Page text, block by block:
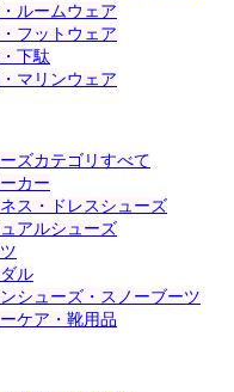
ルームウェア
フットウェア
下駄
マリンウェア
ズカテゴリすべて
カー
ス・ドレスシューズ
アルシューズ
ル
シューズ・スノーブーツ
ケア・靴用品